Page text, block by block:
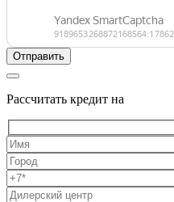
Рассчитать кредит на